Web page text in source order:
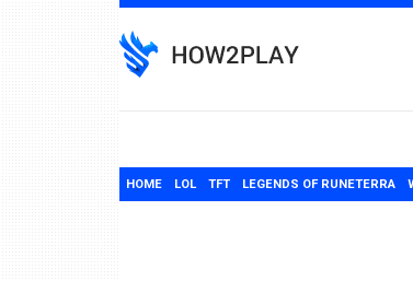
to
content
HOME LOL TFT LEGENDS OF RUNETERRA